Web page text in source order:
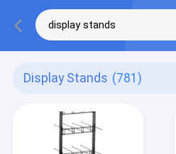
Display Stands (781)